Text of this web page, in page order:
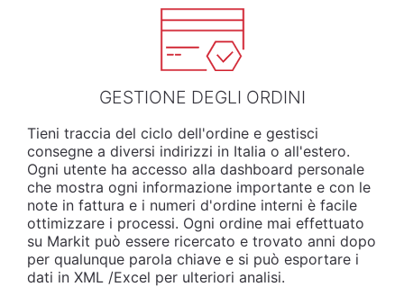
GESTIONE DEGLI ORDINI
Tieni traccia del ciclo dell'ordine e gestisci
consegne a diversi indirizzi in Italia o all'estero.
Ogni utente ha accesso alla dashboard personale
che mostra ogni informazione importante e con le
note in fattura e i numeri d'ordine interni è facile
ottimizzare i processi. Ogni ordine mai effettuato
su Markit può essere ricercato e trovato anni dopo
per qualunque parola chiave e si può esportare i
dati in XML /Excel per ulteriori analisi.